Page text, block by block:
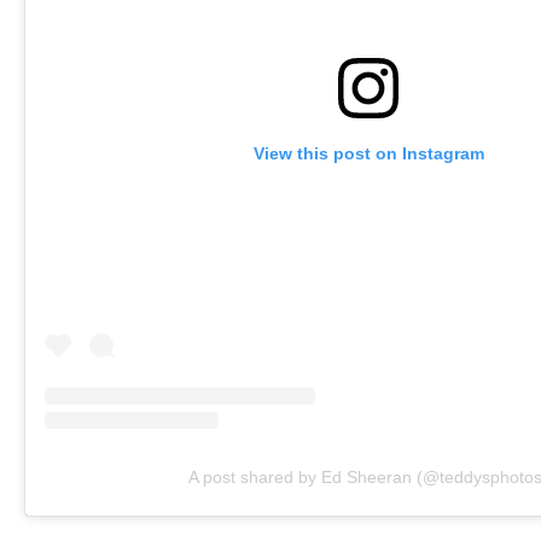
View this post on Instagram
A post shared by Ed Sheeran